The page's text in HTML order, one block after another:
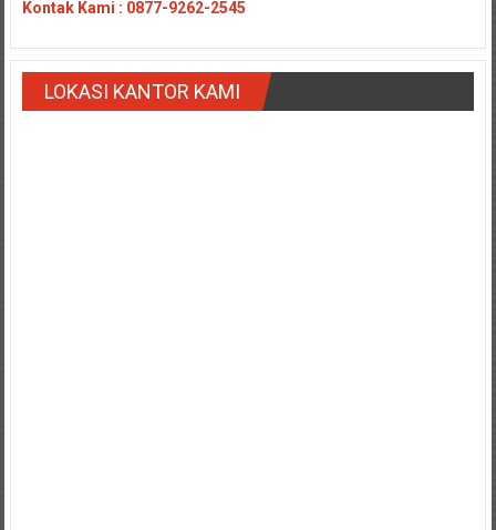
Payakumbung/
Tanjung
pati/
Sarilamak/
Kontak Kami : 0877-9262-2545
LOKASI KANTOR KAMI